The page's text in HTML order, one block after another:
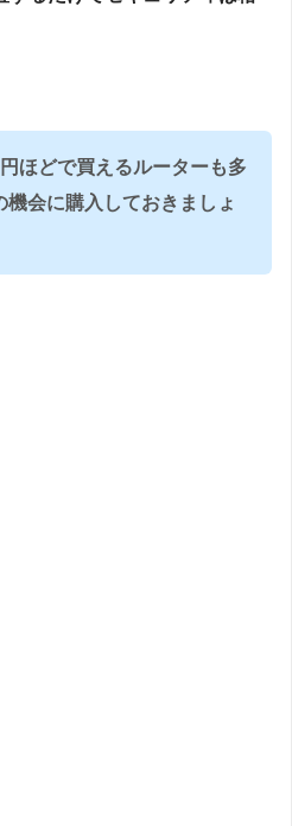
ほどで買えるルーターも多
機会に購入しておきましょ